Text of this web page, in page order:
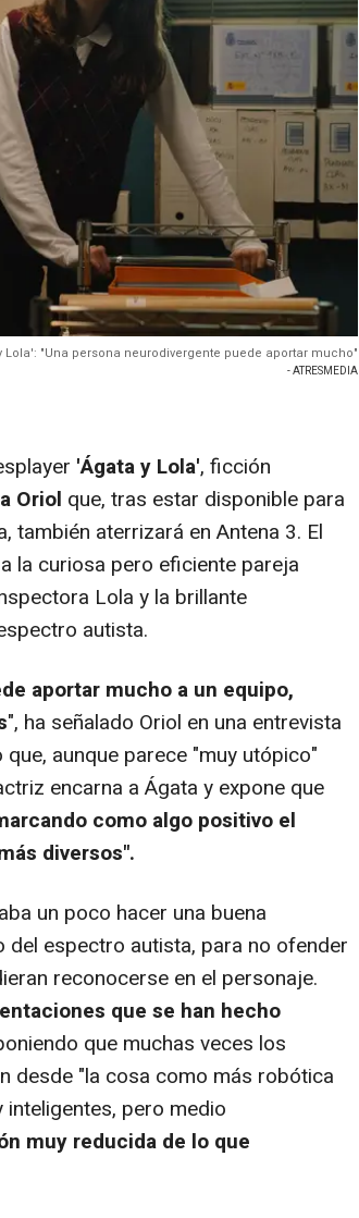
"Una persona neurodivergente puede aportar mucho"
- ATRESMEDIA
'Ágata y Lola', ficción
Oriol que, tras estar disponible para
también aterrizará en Antena 3. El
la curiosa pero eficiente pareja
Lola y la brillante
autista.
aportar mucho a un equipo,
", ha señalado Oriol en una entrevista
aunque parece "muy utópico"
encarna a Ágata y expone que
como algo positivo el
diversos".
un poco hacer una buena
espectro autista, para no ofender
reconocerse en el personaje.
que se han hecho
que muchas veces los
desde "la cosa como más robótica
pero medio
muy reducida de lo que